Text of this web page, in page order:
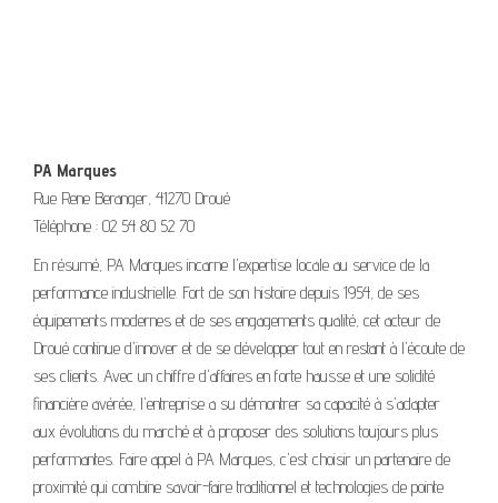
PA Marques
Rue Rene Beranger, 41270 Droué
Téléphone : 02 54 80 52 70
En résumé, PA Marques incarne l'expertise locale au service de la
performance industrielle. Fort de son histoire depuis 1954, de ses
équipements modernes et de ses engagements qualité, cet acteur de
Droué continue d'innover et de se développer tout en restant à l'écoute de
ses clients. Avec un chiffre d'affaires en forte hausse et une solidité
financière avérée, l'entreprise a su démontrer sa capacité à s'adapter
aux évolutions du marché et à proposer des solutions toujours plus
performantes. Faire appel à PA Marques, c'est choisir un partenaire de
proximité qui combine savoir-faire traditionnel et technologies de pointe